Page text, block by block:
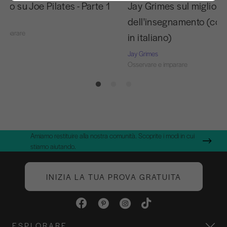
su Joe Pilates - Parte 1
Jay Grimes sul
dell'insegnamento
in italiano)
Jay Grimes
Osservare e imparare
Amiamo restituire alla nostra comunità. Scoprite i modi in cui
stiamo aiutando.
INIZIA LA TUA PROVA GRATUITA